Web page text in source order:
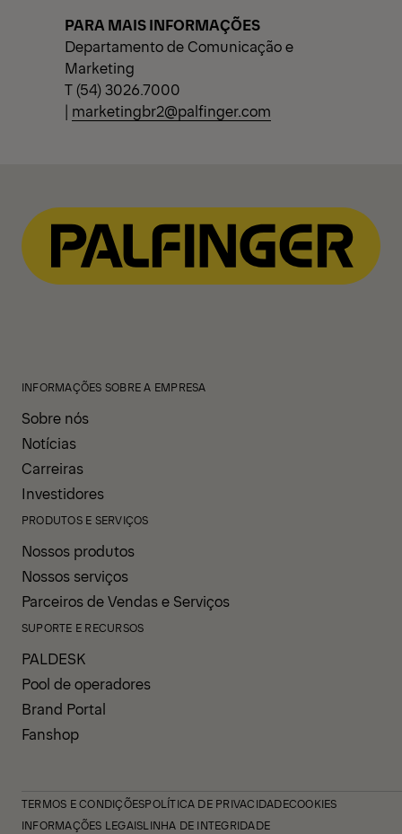
PARA MAIS INFORMAÇÕES
Departamento de Comunicação e
Marketing
T (54) 3026.7000
| marketingbr2@palfinger.com
INFORMAÇÕES SOBRE A EMPRESA
Sobre nós
Notícias
Carreiras
Investidores
PRODUTOS E SERVIÇOS
Nossos produtos
Nossos serviços
Parceiros de Vendas e Serviços
SUPORTE E RECURSOS
PALDESK
Pool de operadores
Brand Portal
Fanshop
TERMOS E CONDIÇÕESPOLÍTICA DE PRIVACIDADECOOKIES
INFORMAÇÕES LEGAISLINHA DE INTEGRIDADE